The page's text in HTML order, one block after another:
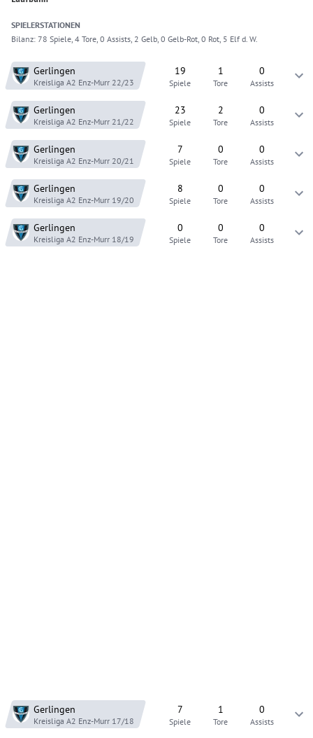
SPIELERSTATIONEN
Bilanz: 78 Spiele, 4 Tore, 0 Assists, 2 Gelb, 0 Gelb-Rot, 0 Rot, 5 Elf d. W.
Gerlingen
Kreisliga A2 Enz-Murr 22/23
19
Spiele
1
Tore
0
Assists
Gerlingen
Kreisliga A2 Enz-Murr 21/22
23
Spiele
2
Tore
0
Assists
Gerlingen
Kreisliga A2 Enz-Murr 20/21
7
Spiele
0
Tore
0
Assists
Gerlingen
Kreisliga A2 Enz-Murr 19/20
8
Spiele
0
Tore
0
Assists
Gerlingen
Kreisliga A2 Enz-Murr 18/19
0
Spiele
0
Tore
0
Assists
Gerlingen
Kreisliga A2 Enz-Murr 17/18
7
Spiele
1
Tore
0
Assists